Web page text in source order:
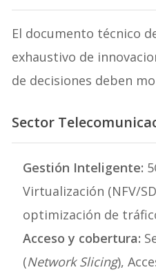
El documento técnico
exhaustivo de
de decisiones deben
Sector
Gestión Inteligente:
Virtualización (NFV/
optimización de
Acceso y cobertura:
(Network Slicing),